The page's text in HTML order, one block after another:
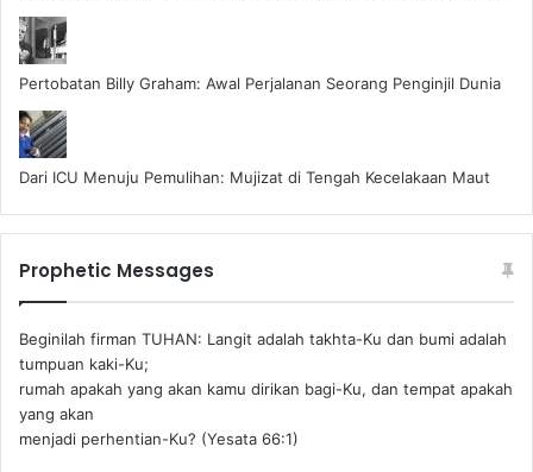
Pertobatan Billy Graham: Awal Perjalanan Seorang Penginjil Dunia
Dari ICU Menuju Pemulihan: Mujizat di Tengah Kecelakaan Maut
Prophetic Messages
Beginilah firman TUHAN: Langit adalah takhta-Ku dan bumi adalah
tumpuan kaki-Ku;
rumah apakah yang akan kamu dirikan bagi-Ku, dan tempat apakah
yang akan
menjadi perhentian-Ku? (Yesata 66:1) ‪